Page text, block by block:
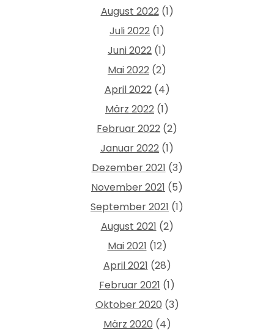
August 2022(1)
Juli 2022 (1)
Juni 2022 (1)
Mai 2022 (2)
April 2022(4)
März 2022 (1)
Februar 2022 (2)
Januar 2022 (1)
Dezember 2021 (3)
November 2021 (5)
September 2021 (1)
August 2021 (2)
Mai 2021 (12)
April 2021 (28)
Februar 2021 (1)
Oktober 2020 (3)
März 2020 (4)